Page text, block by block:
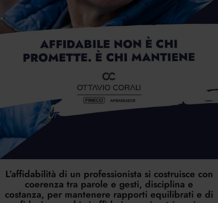
L’affidabilità di un professionista si costruisce con
coerenza tra parole e gesti, disciplina e
costanza, per mantenere rapporti equilibrati e di